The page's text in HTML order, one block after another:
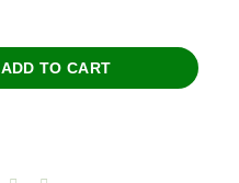
ADD TO CART